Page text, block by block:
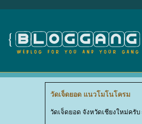
วัดเจ็ดยอด แนวโมโนโครม
วัดเจ็ดยอด จังหวัดเชียงใหม่ครั